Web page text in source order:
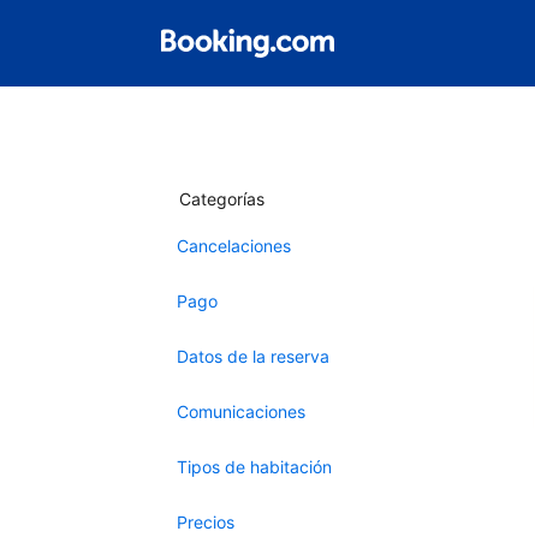
Categorías
Cancelaciones
Pago
Datos de la reserva
Comunicaciones
Tipos de habitación
Precios